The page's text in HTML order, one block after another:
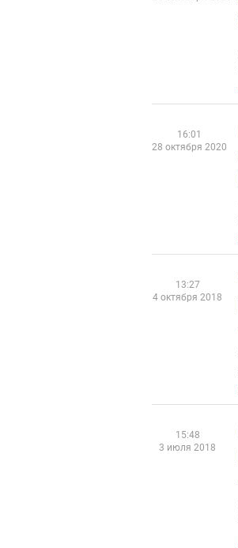
16:01
28 октября 2020
13:27
4 октября 2018
15:48
3 июля 2018